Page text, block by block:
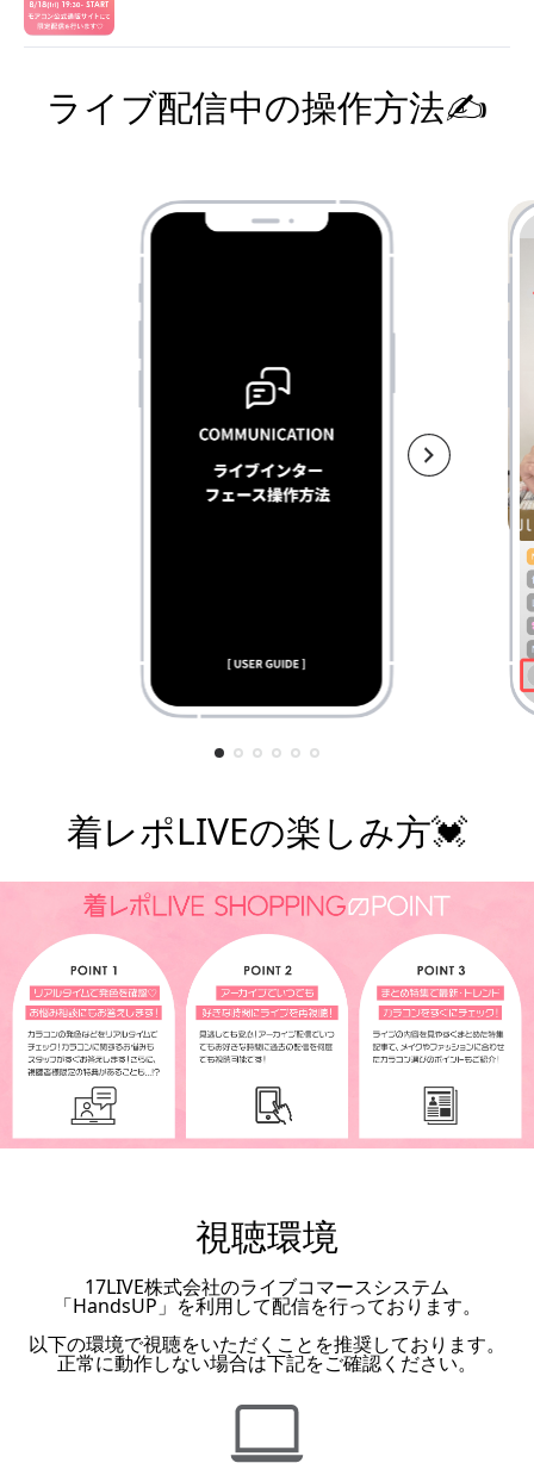
ライブ配信中の操作方法✍️
¥7,800
着レポLIVEの楽しみ方💓
視聴環境
17LIVE株式会社のライブコマースシステム
「HandsUP」を利用して配信を行っております。
以下の環境で視聴をいただくことを推奨しております。
正常に動作しない場合は下記をご確認ください。